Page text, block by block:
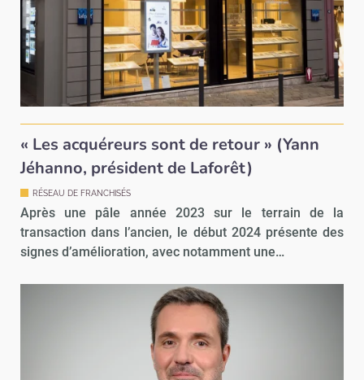
« Les acquéreurs sont de retour » (Yann
Jéhanno, président de Laforêt)
RÉSEAU DE FRANCHISÉS
Après une pâle année 2023 sur le terrain de la
transaction dans l’ancien, le début 2024 présente des
signes d’amélioration, avec notamment une…